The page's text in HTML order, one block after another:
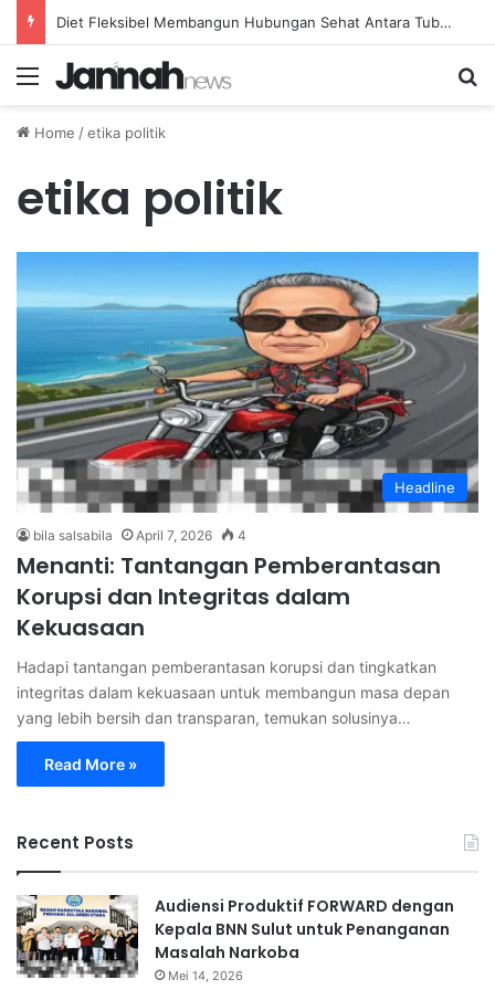
Diet Fleksibel Membangun Hubungan Sehat Antara Tubuh dan Makanan Sehari-hari
Menu
Home /etika politik
etika politik
Headline
bila salsabila April 7, 2026 4
Menanti: Tantangan Pemberantasan
Korupsi dan Integritas dalam
Kekuasaan
Hadapi tantangan pemberantasan korupsi dan tingkatkan
integritas dalam kekuasaan untuk membangun masa depan
yang lebih bersih dan transparan, temukan solusinya…
Read More »
Recent Posts
Audiensi Produktif FORWARD dengan
Kepala BNN Sulut untuk Penanganan
Masalah Narkoba
Mei 14, 2026